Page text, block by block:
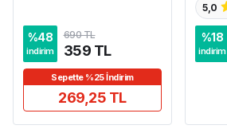
%48
indirim
690 TL
359 TL
Sepette %25 İndirim
269,25 TL
5,0
%18
indirim